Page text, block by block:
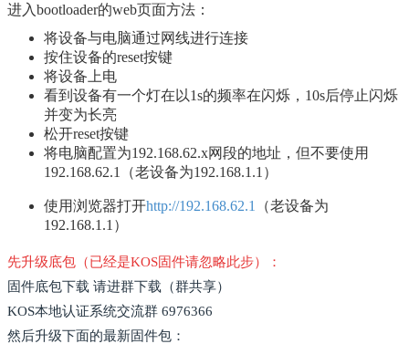
进入bootloader的web页面方法：
将设备与电脑通过网线进行连接
按住设备的reset按键
将设备上电
看到设备有一个灯在以1s的频率在闪烁，10s后停止闪烁
并变为长亮
松开reset按键
将电脑配置为192.168.62.x网段的地址，但不要使用
192.168.62.1（老设备为192.168.1.1）
使用浏览器打开http://192.168.62.1
（老设备为
192.168.1.1）
先升级底包（已经是KOS固件请忽略此步）：
固件底包下载 请进群下载（群共享）
KOS本地认证系统交流群 6976366
然后升级下面的最新固件包：